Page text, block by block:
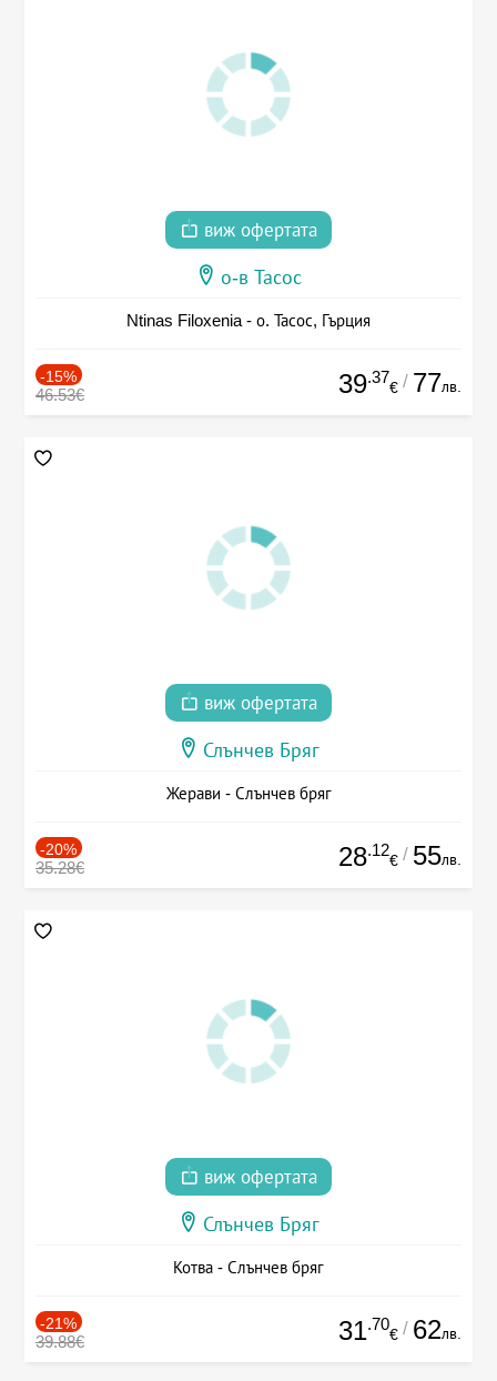
виж офертата
о-в Тасос
Ntinas Filoxenia - о. Тасос, Гърция
-15%
46.53€ 39.37
€ / 77лв.
виж офертата
Слънчев Бряг
Жерави - Слънчев бряг
-20%
35.28€ 28.12
€ / 55лв.
виж офертата
Слънчев Бряг
Котва - Слънчев бряг
-21%
39.88€ 31.70
€ / 62лв.